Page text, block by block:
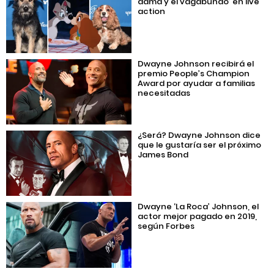
action
Dwayne Johnson recibirá el
premio People’s Champion
Award por ayudar a familias
necesitadas
¿Será? Dwayne Johnson dice
que le gustaría ser el próximo
James Bond
Dwayne ‘La Roca’ Johnson, el
actor mejor pagado en 2019,
según Forbes